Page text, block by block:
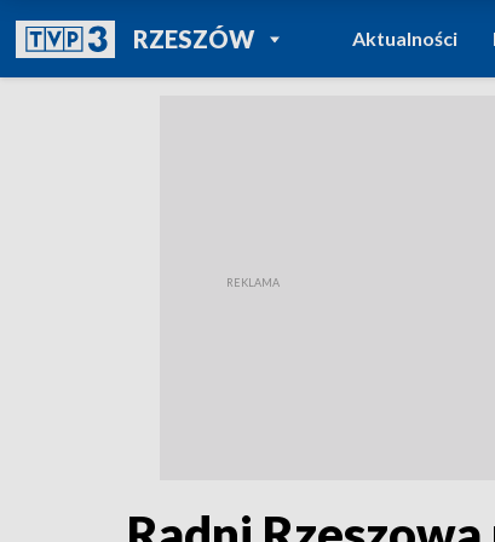
RZESZÓWPOWRÓT DO
TVP REGIONY
Aktualności